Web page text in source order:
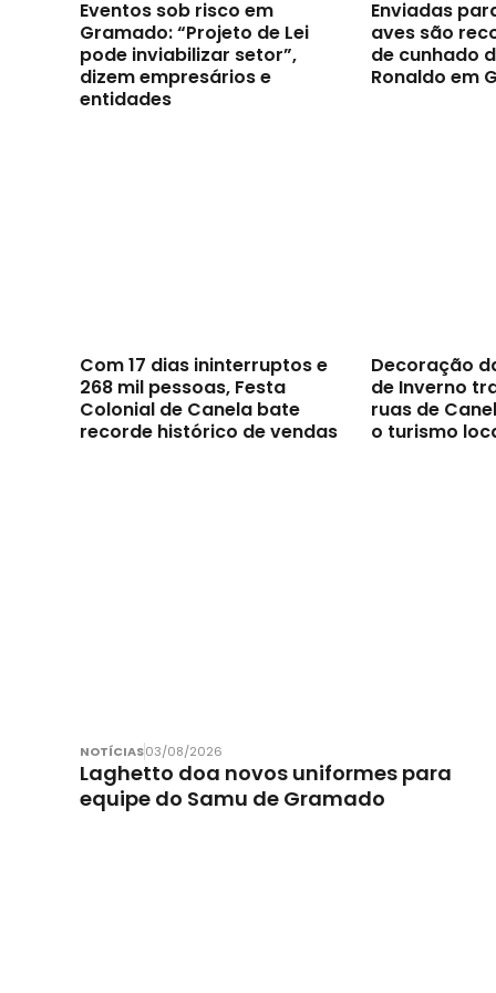
Eventos sob risco em
Gramado: “Projeto de Lei
pode inviabilizar setor”,
dizem empresários e
entidades
Enviadas
aves são
de cunhado
Ronaldo em
Com 17 dias ininterruptos e
268 mil pessoas, Festa
Colonial de Canela bate
recorde histórico de vendas
Decoração
de Inverno
ruas de
o turismo
NOTÍCIAS03/08/2026
Laghetto doa novos uniformes para
equipe do Samu de Gramado